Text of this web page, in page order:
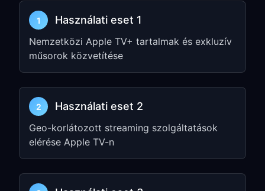
hozzáférés megerősítése
Nyisd meg a FreeGuard VPN -t Apple
TV-n
Jelentkezz be, vagy állítsd vissza az
előfizetési jogosultságodat
Válassz egy elérhető VIP VPN
3. lépés: Csatlakozás és
1 Használati eset 1
Nemzetközi Apple TV+ tartalmak és exkluzív
műsorok közvetítése
2 Használati eset 2
Geo-korlátozott streaming szolgáltatások
elérése Apple TV-n